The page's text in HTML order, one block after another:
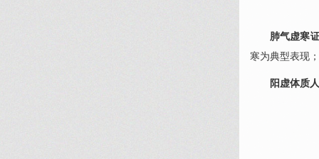
肺气虚寒
寒为典型表现；
阳虚体质